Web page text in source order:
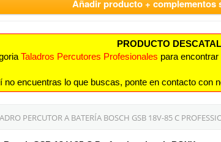
Añadir producto + complementos
PRODUCTO
Taladros Percutores Profesionales para
no encuentras lo que buscas, ponte en contacto con
PERCUTOR A BATERÍA BOSCH GSB 18V-85 C